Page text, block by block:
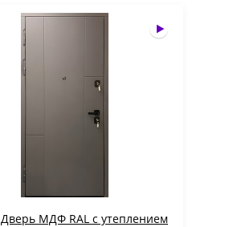
Дверь МДФ RAL с утеплением